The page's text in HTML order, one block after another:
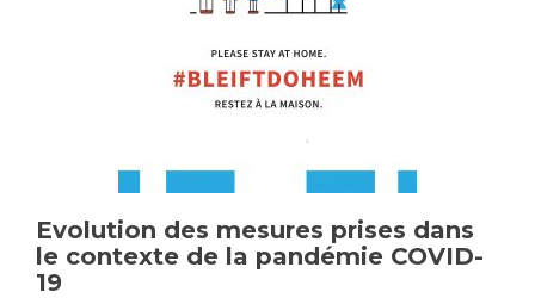
Evolution des mesures prises dans
le contexte de la pandémie COVID-
19